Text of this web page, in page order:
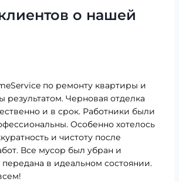
о нашей
по ремонту квартиры и
результатом. Черновая отделка
и в срок. Работники были
Особенно хотелось
и чистоту после
Все мусор был убран и
в идеальном состоянии.